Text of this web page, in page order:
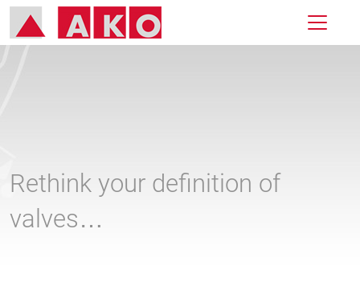
Rethink your definition of
valves…